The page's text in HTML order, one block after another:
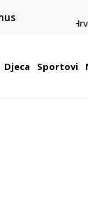
Hrvatskoj
Djeca Sportovi